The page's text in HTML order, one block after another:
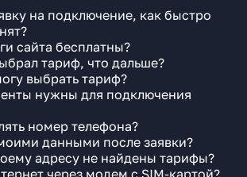
на подключение, как быстро
сайта бесплатны?
тариф, что дальше?
выбрать тариф?
нужны для подключения
номер телефона?
данными после заявки?
адресу не найдены тарифы?
через модем с SIM-картой?